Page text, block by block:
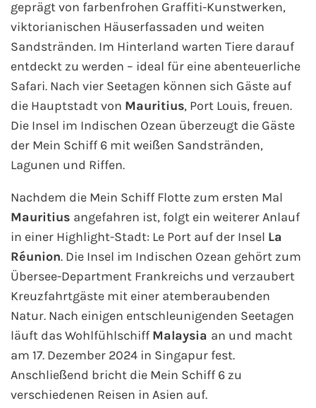
geprägt von farbenfrohen Graffiti-Kunstwerken,
viktorianischen Häuserfassaden und weiten
Sandstränden. Im Hinterland warten Tiere darauf
entdeckt zu werden – ideal für eine abenteuerliche
Safari. Nach vier Seetagen können sich Gäste auf
die Hauptstadt von Mauritius, Port Louis, freuen.
Die Insel im Indischen Ozean überzeugt die Gäste
der Mein Schiff 6 mit weißen Sandstränden,
Lagunen und Riffen.
Nachdem die Mein Schiff Flotte zum ersten Mal
Mauritius angefahren ist, folgt ein weiterer Anlauf
in einer Highlight-Stadt: Le Port auf der Insel La
Réunion. Die Insel im Indischen Ozean gehört zum
Übersee-Department Frankreichs und verzaubert
Kreuzfahrtgäste mit einer atemberaubenden
Natur. Nach einigen entschleunigenden Seetagen
läuft das Wohlfühlschiff Malaysia an und macht
am 17. Dezember 2024 in Singapur fest.
Anschließend bricht die Mein Schiff 6 zu
verschiedenen Reisen in Asien auf.